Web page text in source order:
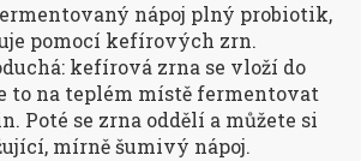
nápoj plný probiotik,
pomocí kefírových zrn.
kefírová zrna se vloží do
to na teplém místě fermentovat
Poté se zrna oddělí a můžete si
mírně šumivý nápoj.